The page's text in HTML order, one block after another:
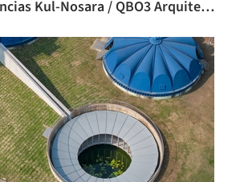
Residências Kul-Nosara / QBO3 Arquitectos